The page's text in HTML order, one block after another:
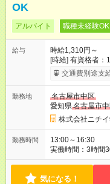
OK
アルバイト 職種未経験OK
給与
時給1,310円～
[時給] 有資格者：1360円
度あり 進級により給与が
あり 試用期間の
交通費別途支
勤務地
名古屋市中区
愛知県名古屋市
株式会社ニチ
勤務時間
13:00～16:30
実働時間：3時間
3日からの勤務で
気になる！